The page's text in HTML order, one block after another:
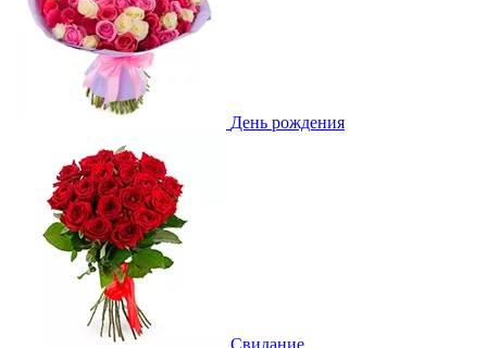
День рождения
Свидание